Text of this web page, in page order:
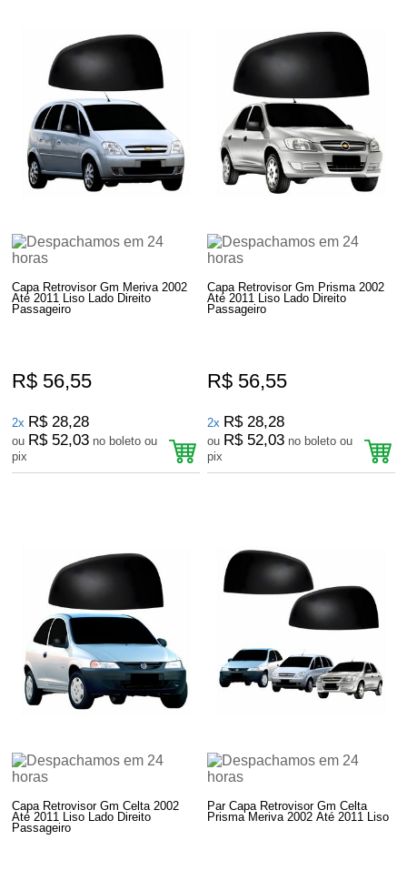
Capa Retrovisor Gm Meriva 2002
Até 2011 Liso Lado Direito
Passageiro
R$ 56,55
2x R$ 28,28
ou R$ 52,03 no boleto ou
pix
Capa Retrovisor Gm Prisma 2002
Até 2011 Liso Lado Direito
Passageiro
R$ 56,55
2x R$ 28,28
ou R$ 52,03 no boleto ou
pix
Capa Retrovisor Gm Celta 2002
Até 2011 Liso Lado Direito
Passageiro
Par Capa Retrovisor Gm Celta
Prisma Meriva 2002 Até 2011 Liso